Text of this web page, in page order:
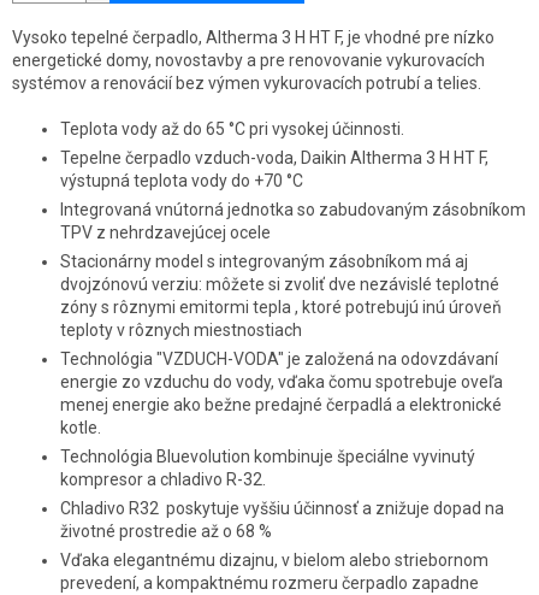
Vysoko tepelné čerpadlo, Altherma 3 H HT F, je vhodné pre nízko
energetické domy, novostavby a pre renovovanie vykurovacích
systémov a renovácií bez výmen vykurovacích potrubí a telies.
Teplota vody až do 65 °C pri vysokej účinnosti.
Tepelne čerpadlo vzduch-voda, Daikin Altherma 3 H HT F,
výstupná teplota vody do +70 °C
Integrovaná vnútorná jednotka so zabudovaným zásobníkom
TPV z nehrdzavejúcej ocele
Stacionárny model s integrovaným zásobníkom má aj
dvojzónovú verziu: môžete si zvoliť dve nezávislé teplotné
zóny s rôznymi emitormi tepla , ktoré potrebujú inú úroveň
teploty v rôznych miestnostiach
Technológia "VZDUCH-VODA" je založená na odovzdávaní
energie zo vzduchu do vody, vďaka čomu spotrebuje oveľa
menej energie ako bežne predajné čerpadlá a elektronické
kotle.
Technológia Bluevolution kombinuje špeciálne vyvinutý
kompresor a chladivo R-32.
Chladivo R32 poskytuje vyššiu účinnosť a znižuje dopad na
životné prostredie až o 68 %
Vďaka elegantnému dizajnu, v bielom alebo striebornom
prevedení, a kompaktnému rozmeru čerpadlo zapadne